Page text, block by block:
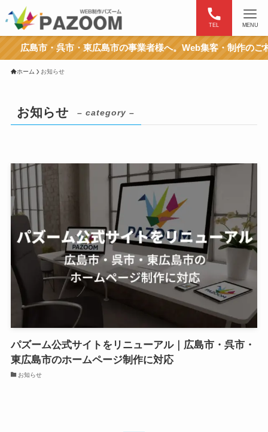
TEL MENU
広島市・呉市・東広島市の事業者様へ。Web集客・制作のご相
ホーム お知らせ
お知らせ – category –
パズーム公式サイトをリニューアル｜広島市・呉市・
東広島市のホームページ制作に対応
お知らせ